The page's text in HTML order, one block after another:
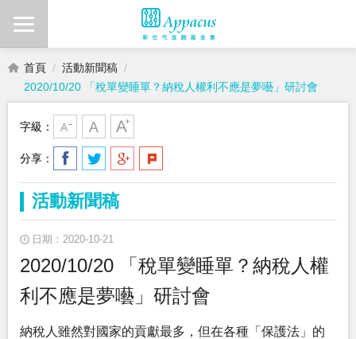
首頁
活動新聞稿
2020/10/20 「稅單變睡單？納稅人權利不應是夢囈」研討會
字級：
分享：
活動新聞稿
日期：2020-10-21
2020/10/20 「稅單變睡單？納稅人權
利不應是夢囈」研討會
納稅人雖然對國家的貢獻最多，但在各種「保護法」的